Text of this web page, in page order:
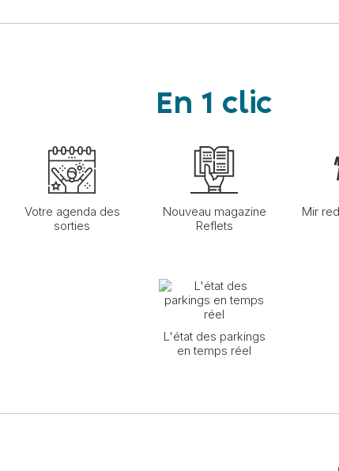
En 1 clic
Votre agenda des
sorties
Nouveau magazine
Reflets
Mir
L'état des parkings
en temps réel